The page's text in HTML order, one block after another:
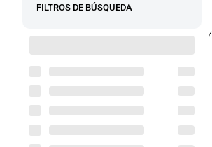
FILTROS DE BÚSQUEDA